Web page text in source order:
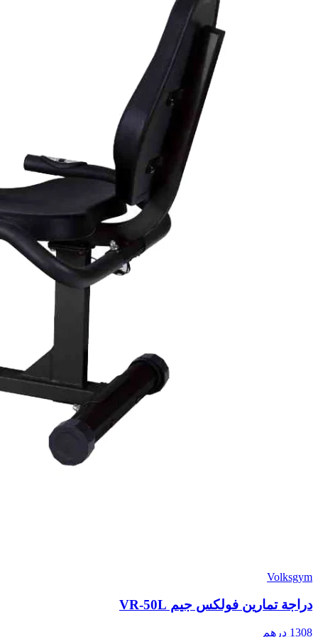
Volksgym
دراجة تمارين فولكس جيم VR-50L
1308 درهم